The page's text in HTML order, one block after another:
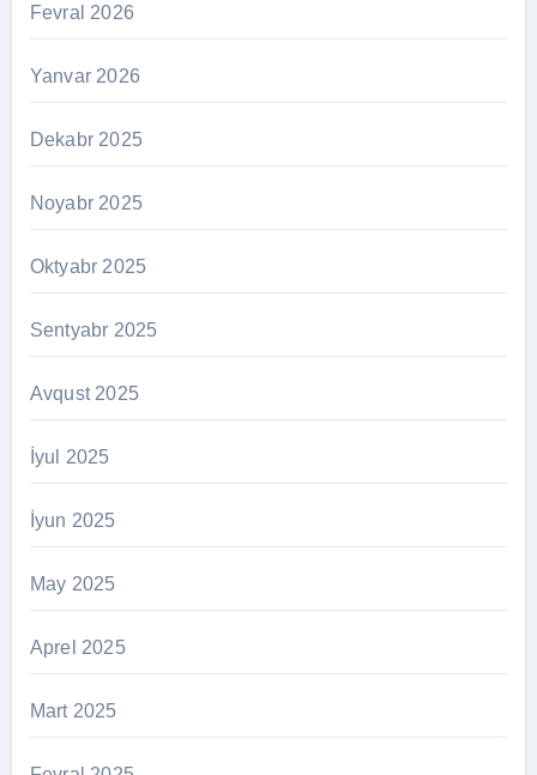
Fevral 2026
Yanvar 2026
Dekabr 2025
Noyabr 2025
Oktyabr 2025
Sentyabr 2025
Avqust 2025
İyul 2025
İyun 2025
May 2025
Aprel 2025
Mart 2025